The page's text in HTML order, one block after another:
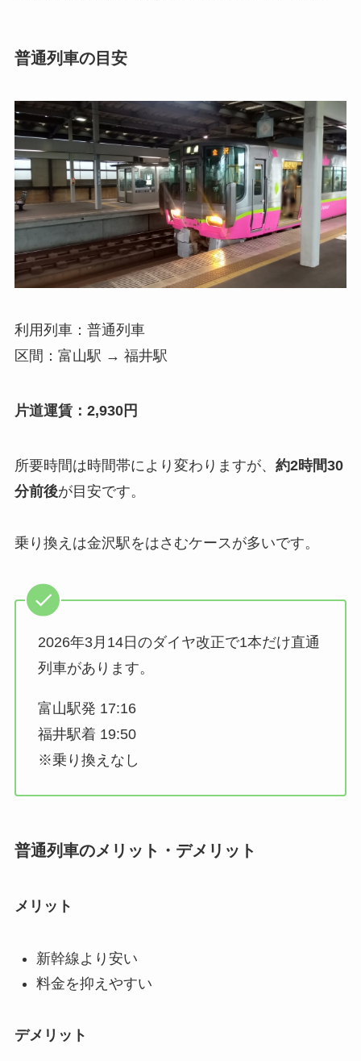
普通列車の目安
利用列車：普通列車
区間：富山駅 → 福井駅
片道運賃：2,930円
所要時間は時間帯により変わりますが、 約2時間30
分前後が目安です。
乗り換えは金沢駅をはさむケースが多いです。
2026年3月14日のダイヤ改正で1本だけ直通
列車があります。
富山駅発 17:16
福井駅着 19:50
※乗り換えなし
普通列車のメリット・デメリット
メリット
新幹線より安い
料金を抑えやすい
デメリット